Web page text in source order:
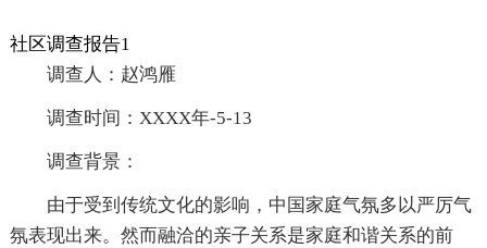
社区调查报告1
调查人：赵鸿雁
调查时间：XXXX年-5-13
调查背景：
由于受到传统文化的影响，中国家庭气氛多以严厉气
氛表现出来。然而融洽的亲子关系是家庭和谐关系的前